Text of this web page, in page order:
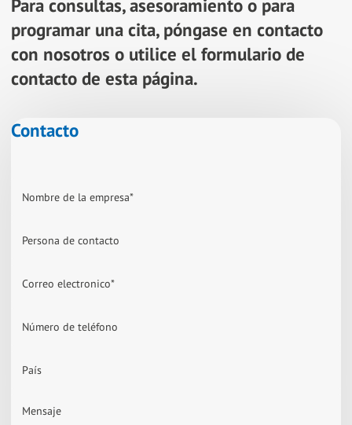
Para consultas, asesoramiento o para
programar una cita, póngase en contacto
con nosotros o utilice el formulario de
contacto de esta página.
Contacto
Nombre de la empresa*
Persona de contacto
Correo electronico*
Número de teléfono
País
Mensaje